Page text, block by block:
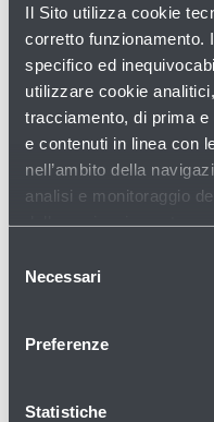
Il Sito utilizza cookie
corretto funzionamento.
specifico ed
utilizzare cookie
tracciamento, di prima
e contenuti in linea con
nell’ambito della
analisi e monitoraggio
La preghiamo di
delNecessari
Preferenze
Statistiche
Fashion & Style